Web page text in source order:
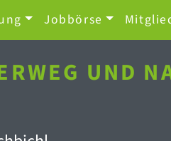
Jobbörse
UND